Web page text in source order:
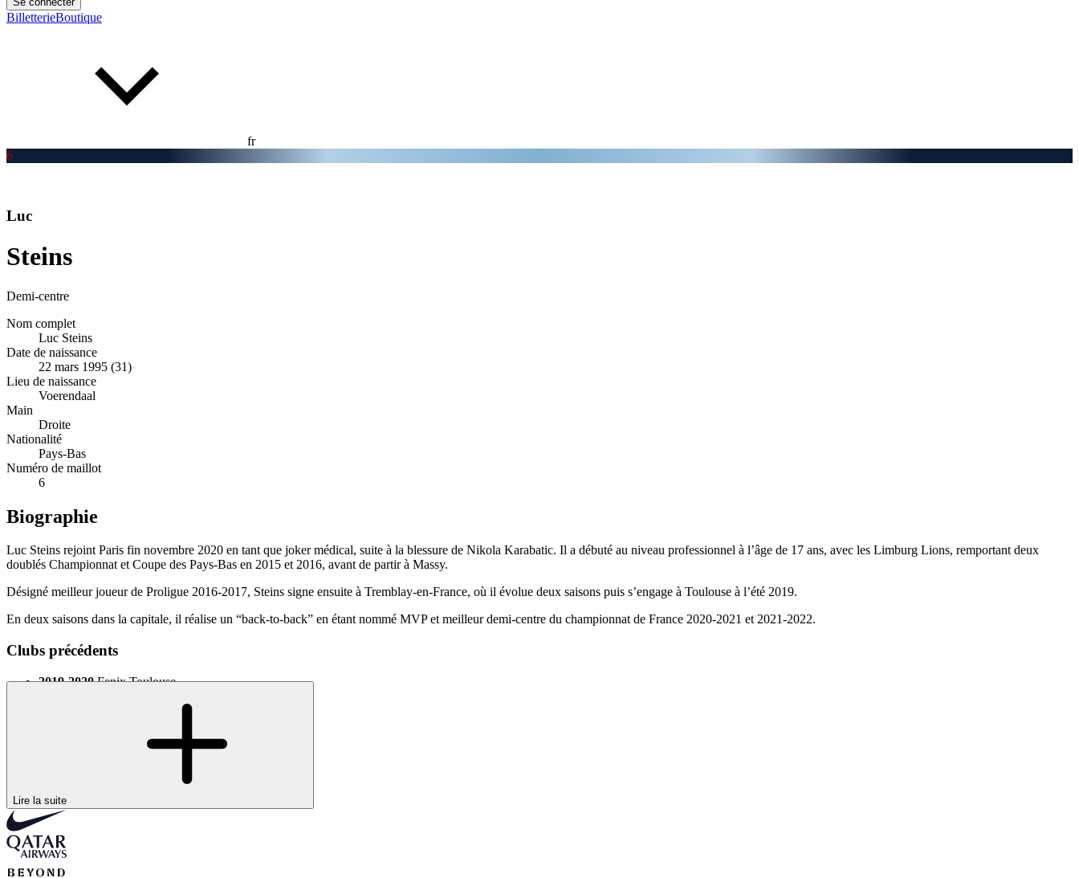
BilletterieBoutique
fr
6
Luc
Steins
Demi-centre
Nom complet
Luc Steins
Date de naissance
22 mars 1995 (31)
Lieu de naissance
Voerendaal
Main
Droite
Nationalité
Pays-Bas
Numéro de maillot
6
Biographie
Luc Steins rejoint Paris fin novembre 2020 en tant que joker médical, suite à la blessure de Nikola Karabatic. Il a débuté au niveau professionnel à l’âge de 17 ans, avec les Limburg Lions, remportant deux
doublés Championnat et Coupe des Pays-Bas en 2015 et 2016, avant de partir à Massy.
Désigné meilleur joueur de Proligue 2016-2017, Steins signe ensuite à Tremblay-en-France, où il évolue deux saisons puis s’engage à Toulouse à l’été 2019.
En deux saisons dans la capitale, il réalise un “back-to-back” en étant nommé MVP et meilleur demi-centre du championnat de France 2020-2021 et 2021-2022.
Clubs précédents
2019-2020Fenix Toulouse
Massy Essonne Handball
Lire la suite